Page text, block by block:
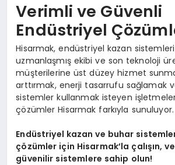
Verimli ve Güvenli
Endüstriyel
Hisarmak, endüstriyel kazan
uzmanlaşmış ekibi ve son teknoloji
müşterilerine üst düzey hizmet
arttırmak, enerji tasarrufu sağlamak
sistemler kullanmak isteyen
çözümler Hisarmak farkıyla sunuluyor.
Endüstriyel kazan ve buhar
çözümler için Hisarmak’la çalışın,
güvenilir sistemlere sahip olun!